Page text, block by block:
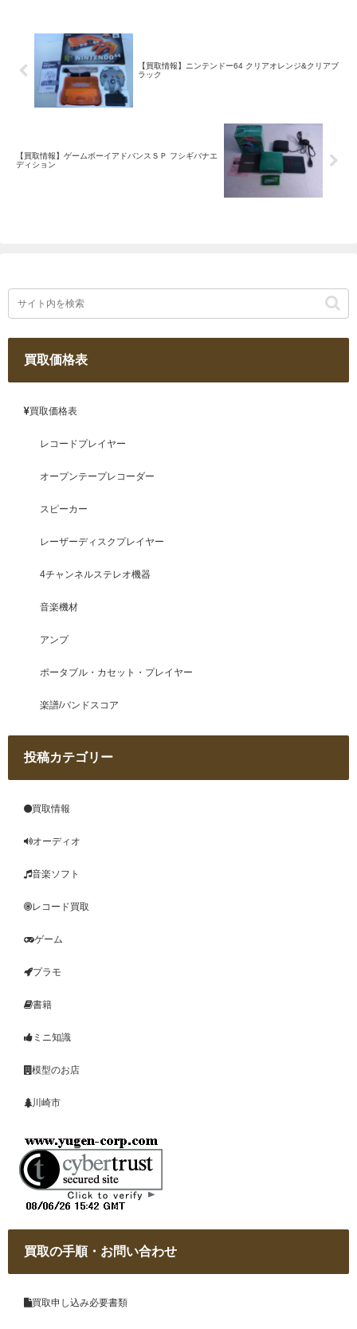
【買取情報】ニンテンドー64 クリアオレンジ&クリアブ
ラック
【買取情報】ゲームボーイアドバンスＳＰ フシギバナエ
ディション
買取価格表
買取価格表
レコードプレイヤー
オープンテープレコーダー
スピーカー
レーザーディスクプレイヤー
4チャンネルステレオ機器
音楽機材
アンプ
ポータブル・カセット・プレイヤー
楽譜/バンドスコア
投稿カテゴリー
買取情報
オーディオ
音楽ソフト
レコード買取
ゲーム
プラモ
書籍
ミニ知識
模型のお店
川崎市
買取の手順・お問い合わせ
買取申し込み必要書類